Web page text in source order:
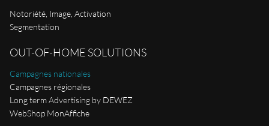
Notoriété, Image, Activation
Segmentation
OUT-OF-HOME SOLUTIONS
Campagnes nationales
Campagnes régionales
Long term Advertising by DEWEZ
WebShop MonAffiche